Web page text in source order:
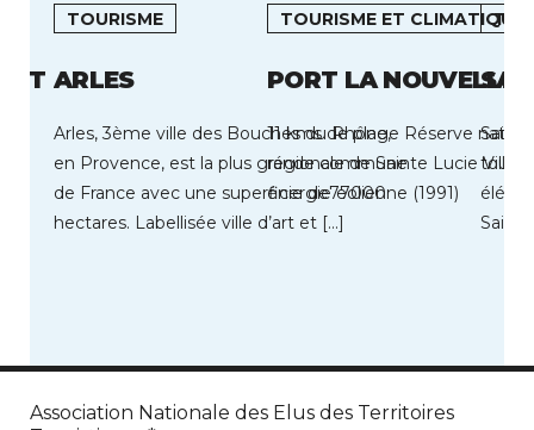
TOURISME
ARLES
Arles, 3ème ville des Bouches du Rhône,
en Provence, est la plus grande commune
de France avec une superficie de77000
hectares. Labellisée ville d’art et […]
TOURISME ET CLIMATIQUE
PORT LA NOUVELLE
11 kms de plage Réserve
régionale de Sainte Lucie Ville
énergie eolienne (1991)
Saint-
Saint-
Association Nationale des Elus des Territoires